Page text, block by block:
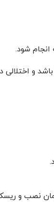
باشد و
زمان نصب و